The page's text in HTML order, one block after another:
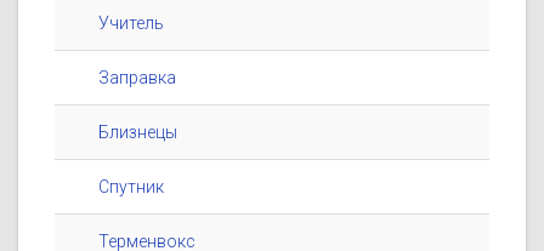
Учитель
Заправка
Близнецы
Спутник
Терменвокс